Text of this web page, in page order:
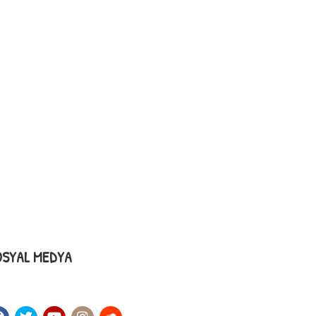
MEDYA